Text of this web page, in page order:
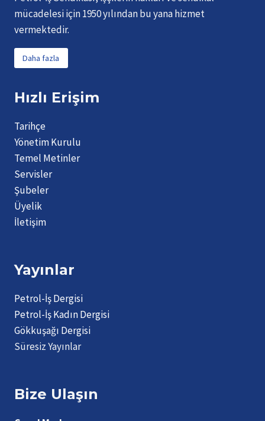
mücadelesi için 1950 yılından bu yana hizmet
vermektedir.
Daha fazla
Hızlı Erişim
Tarihçe
Yönetim Kurulu
Temel Metinler
Servisler
Şubeler
Üyelik
İletişim
Yayınlar
Petrol-İş Dergisi
Petrol-İş Kadın Dergisi
Gökkuşağı Dergisi
Süresiz Yayınlar
Bize Ulaşın